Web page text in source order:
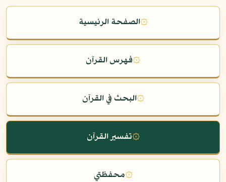
۞الصفحة الرئيسية
۞فهرس القرآن
۞البحث في القرآن
۞تفسير القرآن
۞محفظتي